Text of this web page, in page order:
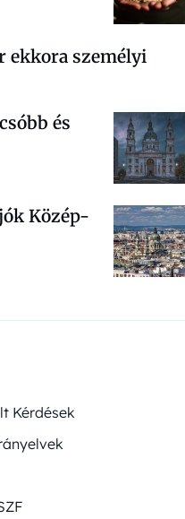
ekkora személyi
és
Közép-
Kérdések